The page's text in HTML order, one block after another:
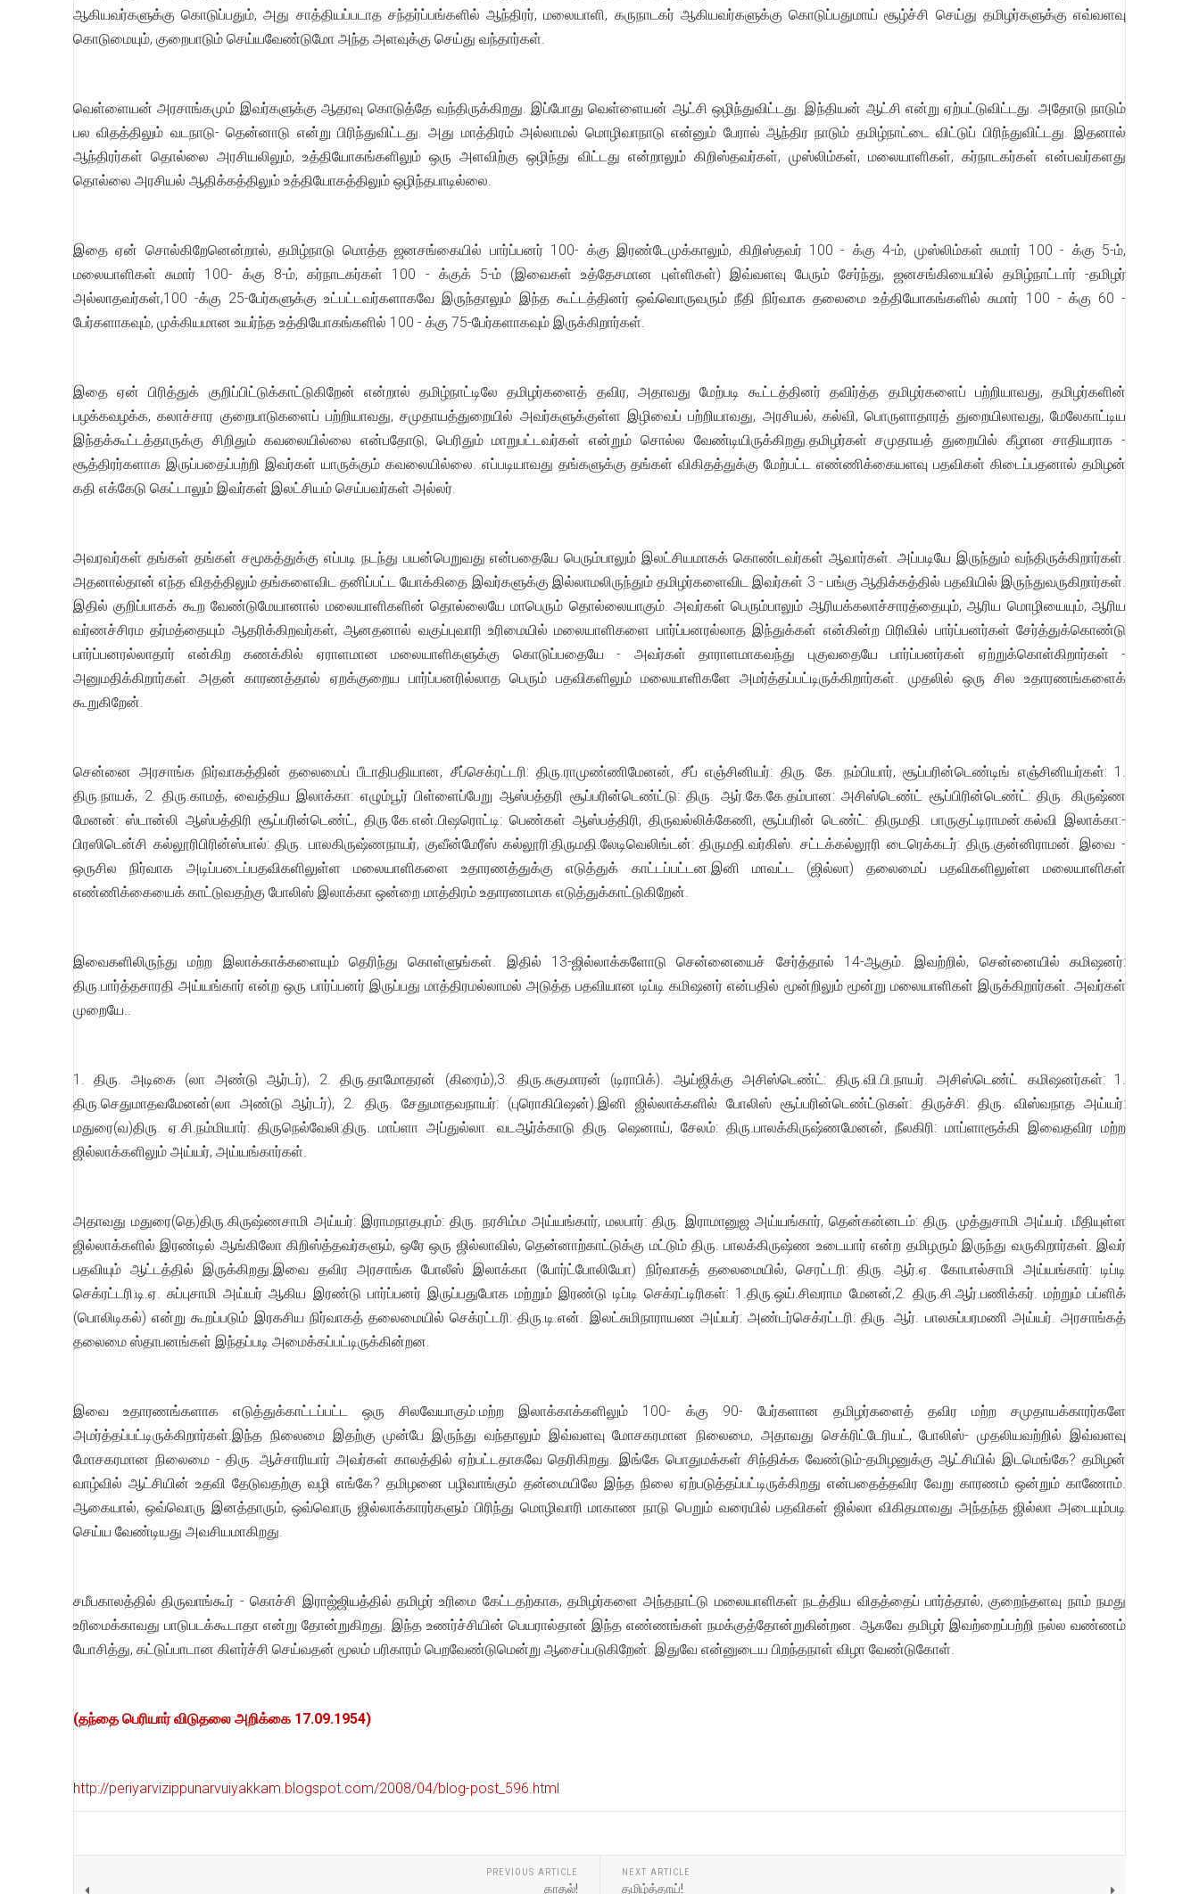
ஆகியவர்களுக்கு கொடுப்பதும், அது சாத்தியப்படாத சந்தர்ப்பங்களில் ஆந்திரர், மலையாளி, கருநாடகர் ஆகியவர்களுக்கு கொடுப்பதுமாய் சூழ்ச்சி செய்து தமிழர்களுக்கு எவ்வளவு
கொடுமையும், குறைபாடும் செய்யவேண்டுமோ அந்த அளவுக்கு செய்து வந்தார்கள்.
வெள்ளையன் அரசாங்கமும் இவர்களுக்கு ஆதரவு கொடுத்தே வந்திருக்கிறது. இப்போது வெள்ளையன் ஆட்சி ஒழிந்துவிட்டது. இந்தியன் ஆட்சி என்று ஏற்பட்டுவிட்டது. அதோடு நாடும்
பல விதத்திலும் வடநாடு- தென்னாடு என்று பிரிந்துவிட்டது. அது மாத்திரம் அல்லாமல் மொழிவாநாடு என்னும் பேரால் ஆந்திர நாடும் தமிழ்நாட்டை விட்டுப் பிரிந்துவிட்டது. இதனால்
ஆந்திரர்கள் தொல்லை அரசியலிலும், உத்தியோகங்களிலும் ஒரு அளவிற்கு ஒழிந்து விட்டது என்றாலும் கிறிஸ்தவர்கள், முஸ்லிம்கள், மலையாளிகள், கர்நாடகர்கள் என்பவர்களது
தொல்லை அரசியல் ஆதிக்கத்திலும் உத்தியோகத்திலும் ஒழிந்தபாடில்லை.
இதை ஏன் சொல்கிறேனென்றால், தமிழ்நாடு மொத்த ஜனசங்கையில் பார்ப்பனர் 100- க்கு இரண்டேமுக்காலும், கிறிஸ்தவர் 100 - க்கு 4-ம், முஸ்லிம்கள் சுமார் 100 - க்கு 5-ம்,
மலையாளிகள் சுமார் 100- க்கு 8-ம், கர்நாடகர்கள் 100 - க்குக் 5-ம் (இவைகள் உத்தேசமான புள்ளிகள்) இவ்வளவு பேரும் சேர்ந்து, ஜனசங்கியையில் தமிழ்நாட்டார் -தமிழர்
அல்லாதவர்கள்,100 -க்கு 25-பேர்களுக்கு உட்பட்டவர்களாகவே இருந்தாலும் இந்த கூட்டத்தினர் ஒவ்வொருவரும் நீதி நிர்வாக தலைமை உத்தியோகங்களில் சுமார் 100 - க்கு 60 -
பேர்களாகவும், முக்கியமான உயர்ந்த உத்தியோகங்களில் 100 - க்கு 75-பேர்களாகவும் இருக்கிறார்கள்.
இதை ஏன் பிரித்துக் குறிப்பிட்டுக்காட்டுகிறேன் என்றால் தமிழ்நாட்டிலே தமிழர்களைத் தவிர, அதாவது மேற்படி கூட்டத்தினர் தவிர்த்த தமிழர்களைப் பற்றியாவது, தமிழர்களின்
பழக்கவழக்க, கலாச்சார குறைபாடுகளைப் பற்றியாவது, சமுதாயத்துறையில் அவர்களுக்குள்ள இழிவைப் பற்றியாவது, அரசியல், கல்வி, பொருளாதாரத் துறையிலாவது, மேலேகாட்டிய
இந்தக்கூட்டத்தாருக்கு சிறிதும் கவலையில்லை என்பதோடு, பெரிதும் மாறுபட்டவர்கள் என்றும் சொல்ல வேண்டியிருக்கிறது.தமிழர்கள் சமுதாயத் துறையில் கீழான சாதியராக -
சூத்திரர்களாக இருப்பதைப்பற்றி இவர்கள் யாருக்கும் கவலையில்லை. எப்படியாவது தங்களுக்கு தங்கள் விகிதத்துக்கு மேற்பட்ட எண்ணிக்கையளவு பதவிகள் கிடைப்பதனால் தமிழன்
கதி எக்கேடு கெட்டாலும் இவர்கள் இலட்சியம் செய்பவர்கள் அல்லர்.
அவரவர்கள் தங்கள் தங்கள் சமூகத்துக்கு எப்படி நடந்து பயன்பெறுவது என்பதையே பெரும்பாலும் இலட்சியமாகக் கொண்டவர்கள் ஆவார்கள். அப்படியே இருந்தும் வந்திருக்கிறார்கள்.
அதனால்தான் எந்த விதத்திலும் தங்களைவிட தனிப்பட்ட யோக்கிதை இவர்களுக்கு இல்லாமலிருந்தும் தமிழர்களைவிட இவர்கள் 3 - பங்கு ஆதிக்கத்தில் பதவியில் இருந்துவருகிறார்கள்.
இதில் குறிப்பாகக் கூற வேண்டுமேயானால் மலையாளிகளின் தொல்லையே மாபெரும் தொல்லையாகும். அவர்கள் பெரும்பாலும் ஆரியக்கலாச்சாரத்தையும், ஆரிய மொழியையும், ஆரிய
வர்ணச்சிரம தர்மத்தையும் ஆதரிக்கிறவர்கள், ஆனதனால் வகுப்புவாரி உரிமையில் மலையாளிகளை பார்ப்பனரல்லாத இந்துக்கள் என்கின்ற பிரிவில் பார்ப்பனர்கள் சேர்த்துக்கொண்டு
பார்ப்பனரல்லாதார் என்கிற கணக்கில் ஏராளமான மலையாளிகளுக்கு கொடுப்பதையே - அவர்கள் தாராளமாகவந்து புகுவதையே பார்ப்பனர்கள் ஏற்றுக்கொள்கிறார்கள் -
அனுமதிக்கிறார்கள். அதன் காரணத்தால் ஏறக்குறைய பார்ப்பனரில்லாத பெரும் பதவிகளிலும் மலையாளிகளே அமர்த்தப்பட்டிருக்கிறார்கள். முதலில் ஒரு சில உதாரணங்களைக்
கூறுகிறேன்.
சென்னை அரசாங்க நிர்வாகத்தின் தலைமைப் பீடாதிபதியான, சீப்செக்ரட்டரி: திரு.ராமுண்ணிமேனன், சீப் எஞ்சினியர்: திரு. கே. நம்பியார், சூப்பரின்டெண்டிங் எஞ்சினியர்கள்: 1.
திரு.நாயக், 2. திரு.காமத், வைத்திய இலாக்கா: எழும்பூர் பிள்ளைப்பேறு ஆஸ்பத்தரி சூப்பரின்டெண்ட்டு: திரு. ஆர்.கே.கே.தம்பான: அசிஸ்டெண்ட் சூப்பிரின்டெண்ட்: திரு. கிருஷ்ண
மேனன்: ஸ்டான்லி ஆஸ்பத்திரி சூப்பரின்டெண்ட், திரு.கே.என்.பிஷரொட்டி: பெண்கள் ஆஸ்பத்திரி, திருவல்லிக்கேணி, சூப்பரின் டெண்ட்: திருமதி. பாருகுட்டிராமன்.கல்வி இலாக்கா:-
பிரஸிடென்சி கல்லூரிபிரின்ஸ்பால்: திரு. பாலகிருஷ்ணநாயர், குவீன்மேரீஸ் கல்லூரி:திருமதி.லேடிவெலிங்டன்: திருமதி.வர்கிஸ். சட்டக்கல்லூரி டைரெக்கடர்: திரு.குன்னிராமன். இவை -
ஒருசில நிர்வாக அடிப்படைப்பதவிகளிலுள்ள மலையாளிகளை உதாரணத்துக்கு எடுத்துக் காட்டப்பட்டன.இனி மாவட்ட (ஜில்லா) தலைமைப் பதவிகளிலுள்ள மலையாளிகள்
எண்ணிக்கையைக் காட்டுவதற்கு போலிஸ் இலாக்கா ஒன்றை மாத்திரம் உதாரணமாக எடுத்துக்காட்டுகிறேன்.
இவைகளிலிருந்து மற்ற இலாக்காக்களையும் தெரிந்து கொள்ளுங்கள். இதில் 13-ஜில்லாக்களோடு சென்னையைச் சேர்த்தால் 14-ஆகும். இவற்றில், சென்னையில் கமிஷனர்:
திரு.பார்த்தசாரதி அய்யங்கார் என்ற ஒரு பார்ப்பனர் இருப்பது மாத்திரமல்லாமல் அடுத்த பதவியான டிப்டி கமிஷனர் என்பதில் மூன்றிலும் மூன்று மலையாளிகள் இருக்கிறார்கள். அவர்கள்
முறையே..
1. திரு. அடிகை (லா அண்டு ஆர்டர்), 2. திரு.தாமோதரன் (கிரைம்),3. திரு.சுகுமாரன் (டிராபிக்). ஆய்ஜிக்கு அசிஸ்டெண்ட்: திரு.வி.பி.நாயர். அசிஸ்டெண்ட் கமிஷனர்கள்: 1.
திரு.செதுமாதவமேனன்(லா அண்டு ஆர்டர்), 2. திரு. சேதுமாதவநாயர்: (புரொகிபிஷன்).இனி ஜில்லாக்களில் போலிஸ் சூப்பரின்டெண்ட்டுகள்: திருச்சி: திரு. விஸ்வநாத அய்யர்:
மதுரை(வ)திரு. ஏ.சி.நம்மியார்: திருநெல்வேலி:திரு. மாப்ளா அப்துல்லா. வடஆர்க்காடு திரு. ஷெனாய், சேலம்: திரு.பாலக்கிருஷ்ணமேனன், நீலகிரி: மாப்ளாரூக்கி இவைதவிர மற்ற
ஜில்லாக்களிலும் அய்யர், அய்யங்கார்கள்.
அதாவது மதுரை(தெ)திரு.கிருஷ்ணசாமி அய்யர்: இராமநாதபுரம்: திரு. நரசிம்ம அய்யங்கார், மலபார்: திரு. இராமானுஜ அய்யங்கார், தென்கன்னடம்: திரு. முத்துசாமி அய்யர். மீதியுள்ள
ஜில்லாக்களில் இரண்டில் ஆங்கிலோ கிறிஸ்த்தவர்களும், ஒரே ஒரு ஜில்லாவில், தென்னாற்காட்டுக்கு மட்டும் திரு. பாலக்கிருஷ்ண உடையார் என்ற தமிழரும் இருந்து வருகிறார்கள். இவர்
பதவியும் ஆட்டத்தில் இருக்கிறது.இவை தவிர அரசாங்க போலீஸ் இலாக்கா (போர்ட்போலியோ) நிர்வாகத் தலைமையில், செரட்டரி: திரு. ஆர்.ஏ. கோபால்சாமி அய்யங்கார்: டிப்டி
செக்ரட்டரி:டி.ஏ. சுப்புசாமி அய்யர் ஆகிய இரண்டு பார்ப்பனர் இருப்பதுபோக மற்றும் இரண்டு டிப்டி செக்ரட்டிரிகள்: 1.திரு.ஒய்.சிவராம மேனன்,2. திரு.சி.ஆர்.பணிக்கர். மற்றும் பப்ளிக்
(பொலிடிகல்) என்று கூறப்படும் இரகசிய நிர்வாகத் தலைமையில் செக்ரட்டரி: திரு.டி.என். இலட்சுமிநாராயண அய்யர்: அண்டர்செக்ரட்டரி: திரு. ஆர். பாலசுப்பரமணி அய்யர். அரசாங்கத்
தலைமை ஸ்தாபனங்கள் இந்தப்படி அமைக்கப்பட்டிருக்கின்றன.
இவை உதாரணங்களாக எடுத்துக்காட்டப்பட்ட ஒரு சிலவேயாகும்.மற்ற இலாக்காக்களிலும் 100- க்கு 90- பேர்களான தமிழர்களைத் தவிர மற்ற சமுதாயக்காரர்களே
அமர்த்தப்பட்டிருக்கிறார்கள்.இந்த நிலைமை இதற்கு முன்பே இருந்து வந்தாலும் இவ்வளவு மோசகரமான நிலைமை, அதாவது செக்ரிட்டேரியட், போலிஸ்- முதலியவற்றில் இவ்வளவு
மோசகரமான நிலைமை - திரு. ஆச்சாரியார் அவர்கள் காலத்தில் ஏற்பட்டதாகவே தெரிகிறது. இங்கே பொதுமக்கள் சிந்திக்க வேண்டும்-தமிழனுக்கு ஆட்சியில் இடமெங்கே? தமிழன்
வாழ்வில் ஆட்சியின் உதவி தேடுவதற்கு வழி எங்கே? தமிழனை பழிவாங்கும் தன்மையிலே இந்த நிலை ஏற்படுத்தப்பட்டிருக்கிறது என்பதைத்தவிர வேறு காரணம் ஒன்றும் காணோம்.
ஆகையால், ஒவ்வொரு இனத்தாரும், ஒவ்வொரு ஜில்லாக்காரர்களும் பிரிந்து மொழிவாரி மாகாண நாடு பெறும் வரையில் பதவிகள் ஜில்லா விகிதமாவது அந்தந்த ஜில்லா அடையும்படி
செய்ய வேண்டியது அவசியமாகிறது.
சமீபகாலத்தில் திருவாங்கூர் - கொச்சி இராஜ்ஜியத்தில் தமிழர் உரிமை கேட்டதற்காக, தமிழர்களை அந்தநாட்டு மலையாளிகள் நடத்திய விதத்தைப் பார்த்தால், குறைந்தளவு நாம் நமது
உரிமைக்காவது பாடுபடக்கூடாதா என்று தோன்றுகிறது. இந்த உணர்ச்சியின் பெயரால்தான் இந்த எண்ணங்கள் நமக்குத்தோன்றுகின்றன. ஆகவே தமிழர் இவற்றைப்பற்றி நல்ல வண்ணம்
யோசித்து, கட்டுப்பாடான கிளர்ச்சி செய்வதன் மூலம் பரிகாரம் பெறவேண்டுமென்று ஆசைப்படுகிறேன். இதுவே என்னுடைய பிறந்தநாள் விழா வேண்டுகோள்.
(தந்தை பெரியார் விடுதலை அறிக்கை 17.09.1954)
http://periyarvizippunarvuiyakkam.blogspot.com/2008/04/blog-post_596.html
PREVIOUS ARTICLE
காதல்!
NEXT ARTICLE
தமிழ்த்தாய்!